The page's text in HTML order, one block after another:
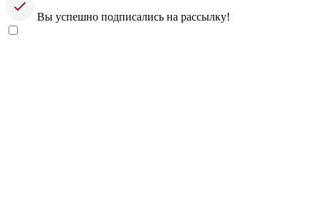
Вы успешно подписались на рассылку!